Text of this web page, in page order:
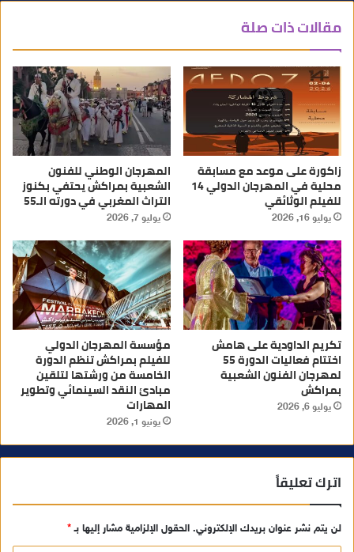
مقالات ذات صلة
زاكورة على موعد مع مسابقة
محلية في المهرجان الدولي 14
للفيلم الوثائقي
يوليو 16, 2026
المهرجان الوطني للفنون
الشعبية بمراكش يحتفي بكنوز
التراث المغربي في دورته الـ55
يوليو 7, 2026
تكريم الداودية على هامش
اختتام فعاليات الدورة 55
لمهرجان الفنون الشعبية
بمراكش
يوليو 6, 2026
مؤسسة المهرجان الدولي
للفيلم بمراكش تنظم الدورة
الخامسة من ورشتها لتلقين
مبادئ النقد السينمائي وتطوير
المهارات
يونيو 1, 2026
اترك تعليقاً
لن يتم نشر عنوان بريدك الإلكتروني. الحقول الإلزامية مشار إليها بـ*